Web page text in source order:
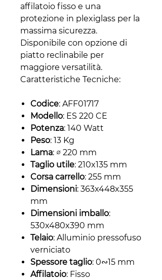
affilatoio fisso e una
protezione in plexiglass per la
massima sicurezza.
Disponibile con opzione di
piatto reclinabile per
maggiore versatilità.
Caratteristiche Tecniche:
Codice: AFF01717
Modello: ES 220 CE
Potenza: 140 Watt
Peso: 13 Kg
Lama: ∅ 220 mm
Taglio utile: 210x135 mm
Corsa carrello: 255 mm
Dimensioni: 363x448x355
mm
Dimensioni imballo:
530x480x390 mm
Telaio: Alluminio pressofuso
verniciato
Spessore taglio: 0∾15 mm
Affilatoio: Fisso